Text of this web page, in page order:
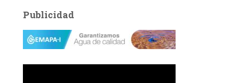
g
o
a
Publicidad